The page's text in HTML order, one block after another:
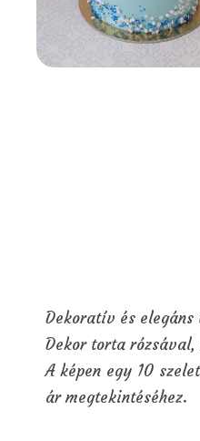
Dekoratív és
Dekor torta
A képen egy 10
ár megtekintéséhez.